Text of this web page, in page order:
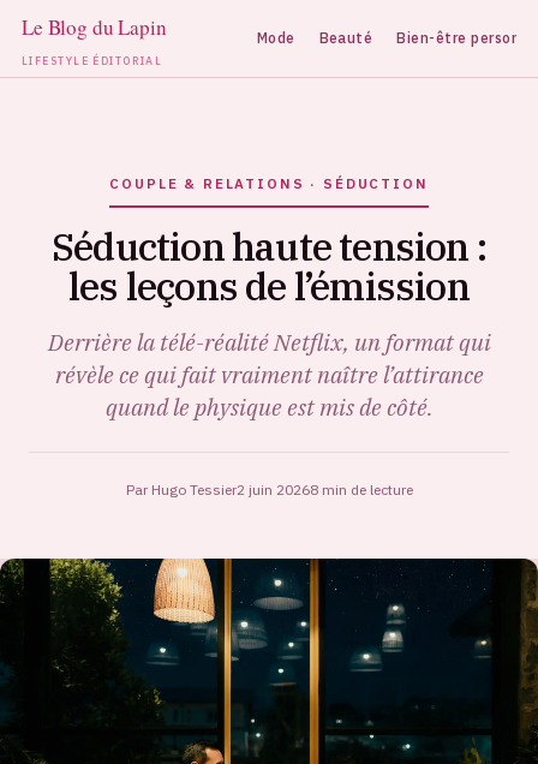
LIFESTYLE ÉDITORIAL
Mode Beauté Bien-être
COUPLE & RELATIONS · SÉDUCTION
Séduction haute tension :
les leçons de l’émission
Derrière la télé-réalité Netflix, un format qui
révèle ce qui fait vraiment naître l’attirance
quand le physique est mis de côté.
Par Hugo Tessier2 juin 20268 min de lecture